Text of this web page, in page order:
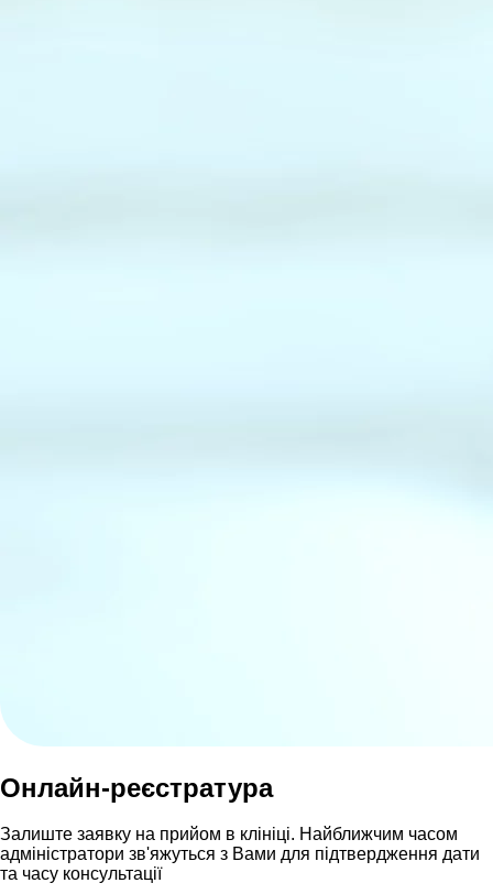
Онлайн-реєстратура
Залиште заявку на прийом в клініці. Найближчим часом
адмiнiстратори зв'яжуться з Вами для пiдтвердження дати
та часу консультацiï